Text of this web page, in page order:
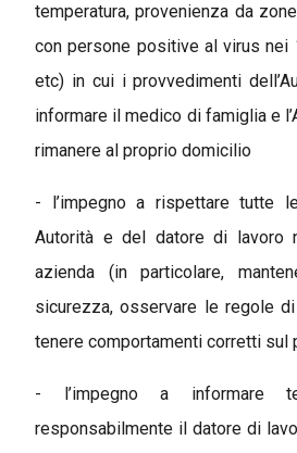
temperatura, provenienza da
con persone positive al virus nei
etc) in cui i provvedimenti
informare il medico di famiglia e
rimanere al proprio domicilio
- l’impegno a rispettare tutte
Autorità e del datore di lavoro
azienda (in particolare,
sicurezza, osservare le regole
tenere comportamenti corretti sul
- l’impegno a informare
responsabilmente il datore di